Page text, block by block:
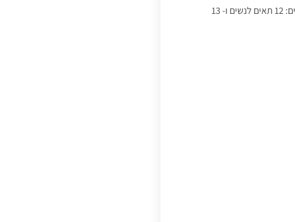
ומרווחים: 8 תאים לנשים ו- 8 תאי שירותים גדולים ומרווחים לגברים מקלחות מים חמים: 12 תאים לנשים ו- 13